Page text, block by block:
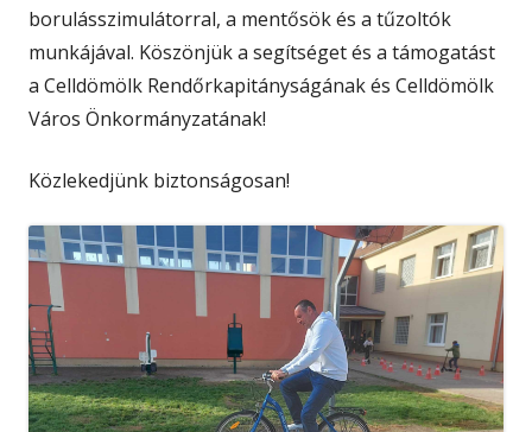
borulásszimulátorral, a mentősök és a tűzoltók
munkájával. Köszönjük a segítséget és a támogatást
a Celldömölk Rendőrkapitányságának és Celldömölk
Város Önkormányzatának!
Közlekedjünk biztonságosan!